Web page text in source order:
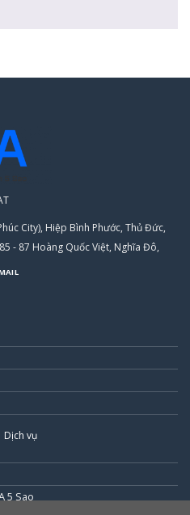
City), Hiệp Bình Phước, Thủ Đức,
- 87 Hoàng Quốc Việt, Nghĩa Đô,
Dịch vụ
5 Sao